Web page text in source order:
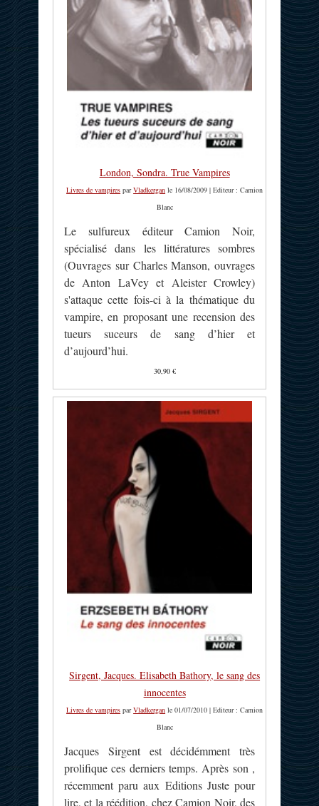
London, Sondra. True Vampires
Livres de vampires parVladkergan le 16/08/2009 | Editeur : Camion
Blanc
Le sulfureux éditeur Camion Noir,
spécialisé dans les littératures sombres
(Ouvrages sur Charles Manson, ouvrages
de Anton LaVey et Aleister Crowley)
s'attaque cette fois-ci à la thématique du
vampire, en proposant une recension des
tueurs suceurs de sang d’hier et
d’aujourd’hui.
30,90 €
Sirgent, Jacques. Elisabeth Bathory, le sang des
innocentes
Livres de vampires parVladkergan le 01/07/2010 | Editeur : Camion
Blanc
Jacques Sirgent est décidémment très
prolifique ces derniers temps. Après son ,
récemment paru aux Editions Juste pour
lire, et la réédition, chez Camion Noir, des